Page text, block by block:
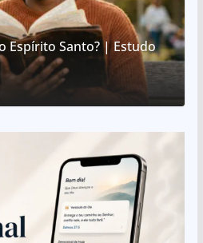
Espírito Santo? | Estudo